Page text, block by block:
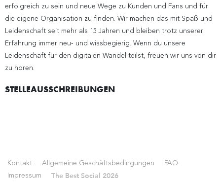
erfolgreich zu sein und neue Wege zu Kunden und Fans und für
die eigene Organisation zu finden. Wir machen das mit Spaß und
Leidenschaft seit mehr als 15 Jahren und bleiben trotz unserer
Erfahrung immer neu- und wissbegierig. Wenn du unsere
Leidenschaft für den digitalen Wandel teilst, freuen wir uns von dir
zu hören.
STELLEAUSSCHREIBUNGEN
Kontakt Allgemeine Geschäftsbedingungen
FAQ
Impressum
The Best Social 2026